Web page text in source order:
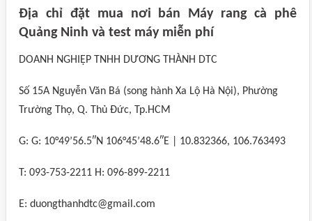
Địa chỉ đặt mua nơi bán Máy rang cà phê
Quảng Ninh và test máy miễn phí
DOANH NGHIỆP TNHH DƯƠNG THÀNH DTC
Số 15A Nguyễn Văn Bá (song hành Xa Lộ Hà Nội), Phường
Trường Thọ, Q. Thủ Đức, Tp.HCM
G: G: 10°49’56.5″N 106°45’48.6″E | 10.832366, 106.763493
T: 093-753-2211 H: 096-899-2211
E: duongthanhdtc@gmail.com